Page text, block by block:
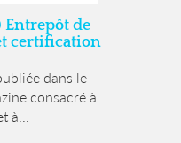
Entrepôt de
certification
dans le
consacré à
à...